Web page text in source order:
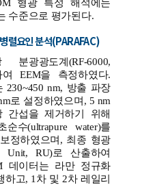
형광 특성 해석에는
수준으로 평가된다.
렬요인 분석(PARAFAC)
광광도계(RF-6000,
여 EEM을 측정하였다.
230~450 nm, 방출 파장
로 설정하였으며, 5 nm
간섭을 제거하기 위해
수(ultrapure water)를
정하였으며, 최종 형광
Unit, RU)로 산출하여
데이터는 라만 정규화
하고, 1차 및 2차 레일리